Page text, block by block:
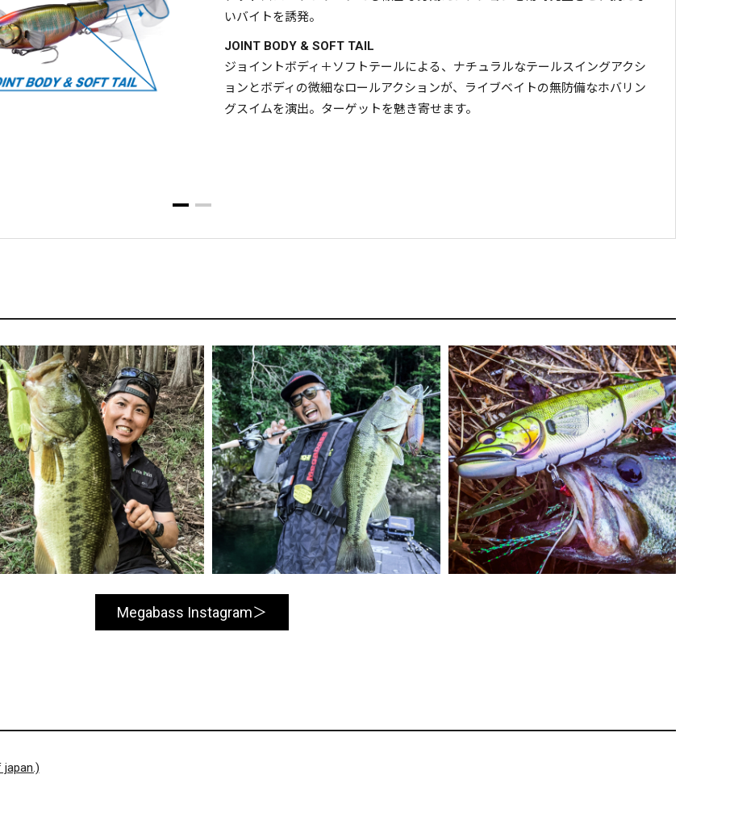
いバイトを誘発。
JOINT BODY & SOFT TAIL
ジョイントボディ＋ソフトテールによる、ナチュラルなテールスイングアクシ
ョンとボディの微細なロールアクションが、ライブベイトの無防備なホバリン
グスイムを演出。ターゲットを魅き寄せます。
Megabass Instagram